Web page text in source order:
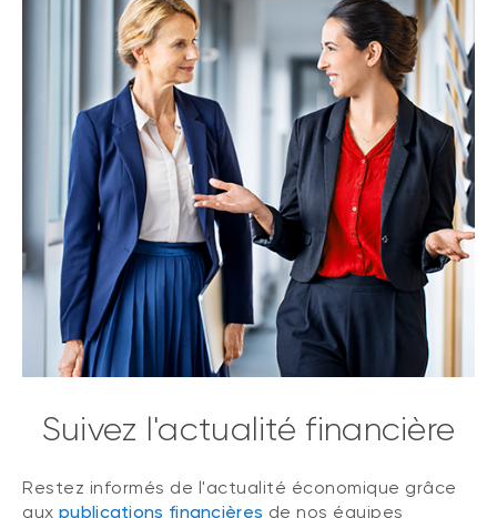
Suivez l'actualité financière
Restez informés de l'actualité économique grâce
aux publications financières de nos équipes